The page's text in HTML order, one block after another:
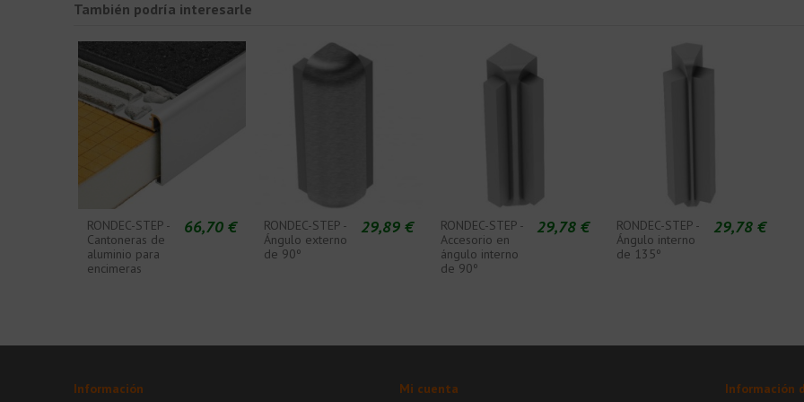
También podría interesarle
RONDEC-STEP -
Cantoneras de
aluminio para
encimeras
66,70 €
RONDEC-STEP -
Ángulo externo
de 90º
29,89 €
RONDEC-STEP -
Accesorio en
ángulo interno
de 90º
29,78 €
RONDEC-STEP -
Ángulo interno
de 135º
29,78 €
Información Mi cuenta Información